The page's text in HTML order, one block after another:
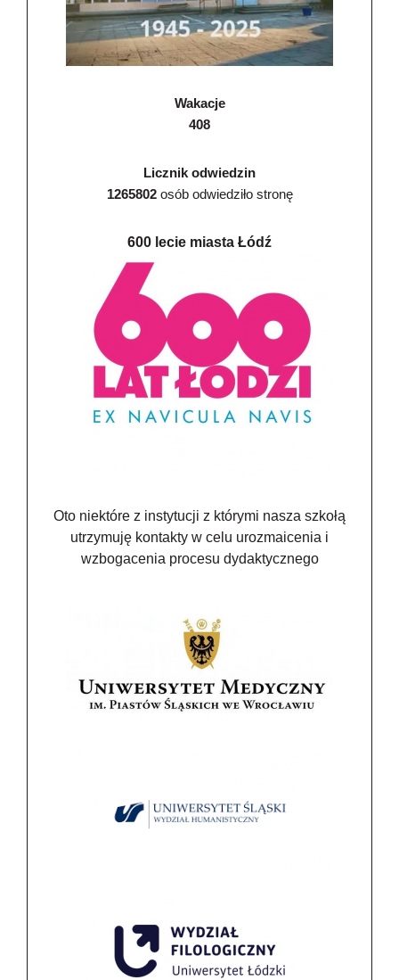
Wakacje
408
Licznik odwiedzin
1265802osób odwiedziło stronę
600 lecie miasta Łódź
Oto niektóre z instytucji z którymi nasza szkołą
utrzymuję kontakty w celu urozmaicenia i
wzbogacenia procesu dydaktycznego